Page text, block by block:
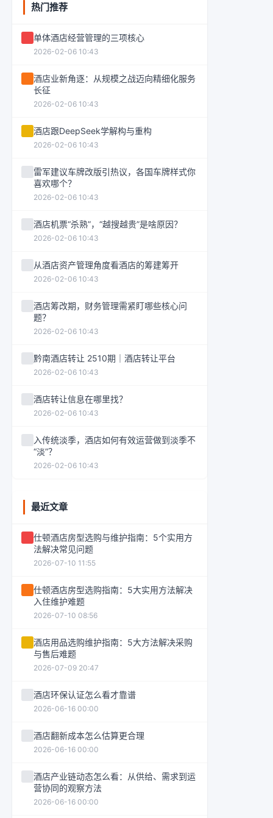
热门推荐
单体酒店经营管理的三项核心
2026-02-06 10:43
酒店业新角逐：从规模之战迈向精细化服务
长征
2026-02-06 10:43
酒店跟DeepSeek学解构与重构
2026-02-06 10:43
雷军建议车牌改版引热议，各国车牌样式你
喜欢哪个？
2026-02-06 10:43
酒店机票“杀熟”，“越搜越贵”是啥原因？
2026-02-06 10:43
从酒店资产管理角度看酒店的筹建筹开
2026-02-06 10:43
酒店筹改期，财务管理需紧盯哪些核心问
题？
2026-02-06 10:43
黔南酒店转让 2510期｜酒店转让平台
2026-02-06 10:43
酒店转让信息在哪里找？
2026-02-06 10:43
入传统淡季，酒店如何有效运营做到淡季不
“淡”？
2026-02-06 10:43
最近文章
仕顿酒店房型选购与维护指南：5个实用方
法解决常见问题
2026-07-10 11:55
仕顿酒店房型选购指南：5大实用方法解决
入住维护难题
2026-07-10 08:56
酒店用品选购维护指南：5大方法解决采购
与售后难题
2026-07-09 20:47
酒店环保认证怎么看才靠谱
2026-06-16 00:00
酒店翻新成本怎么估算更合理
2026-06-16 00:00
酒店产业链动态怎么看：从供给、需求到运
营协同的观察方法
2026-06-16 00:00